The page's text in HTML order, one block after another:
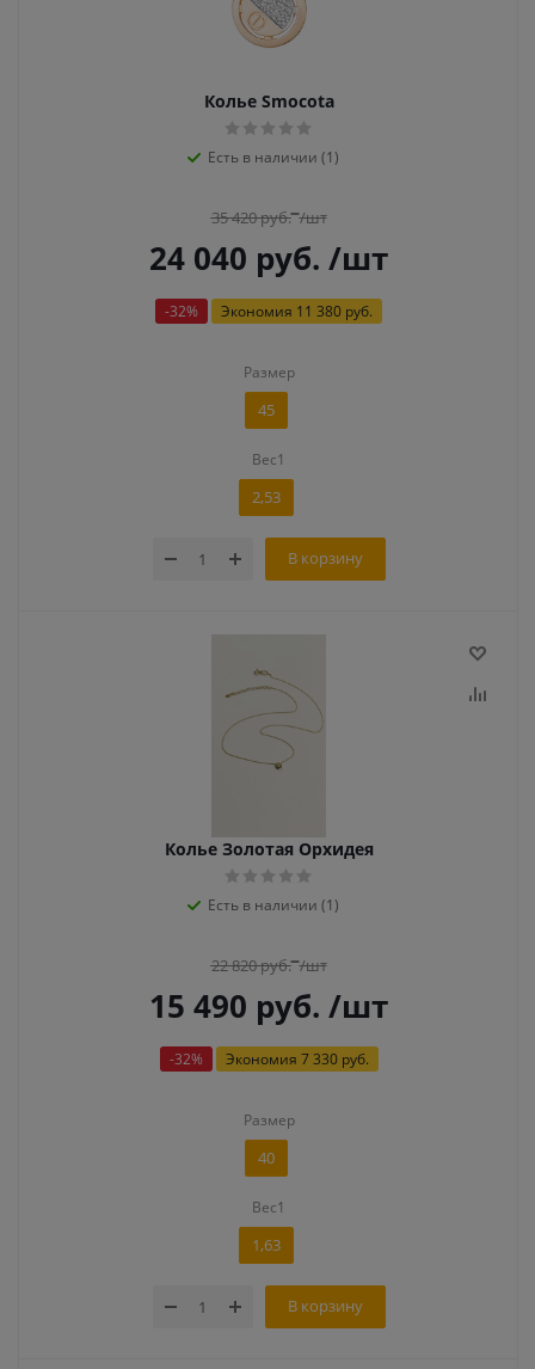
Колье Smocota
Есть в наличии (1)
35 420руб. /шт
24 040 руб. /шт
-32% Экономия 11 380 руб.
Размер
45
Вес1
2,53
В корзину
Колье Золотая Орхидея
Есть в наличии (1)
22 820руб. /шт
15 490 руб. /шт
-32% Экономия 7 330 руб.
Размер
40
Вес1
1,63
В корзину